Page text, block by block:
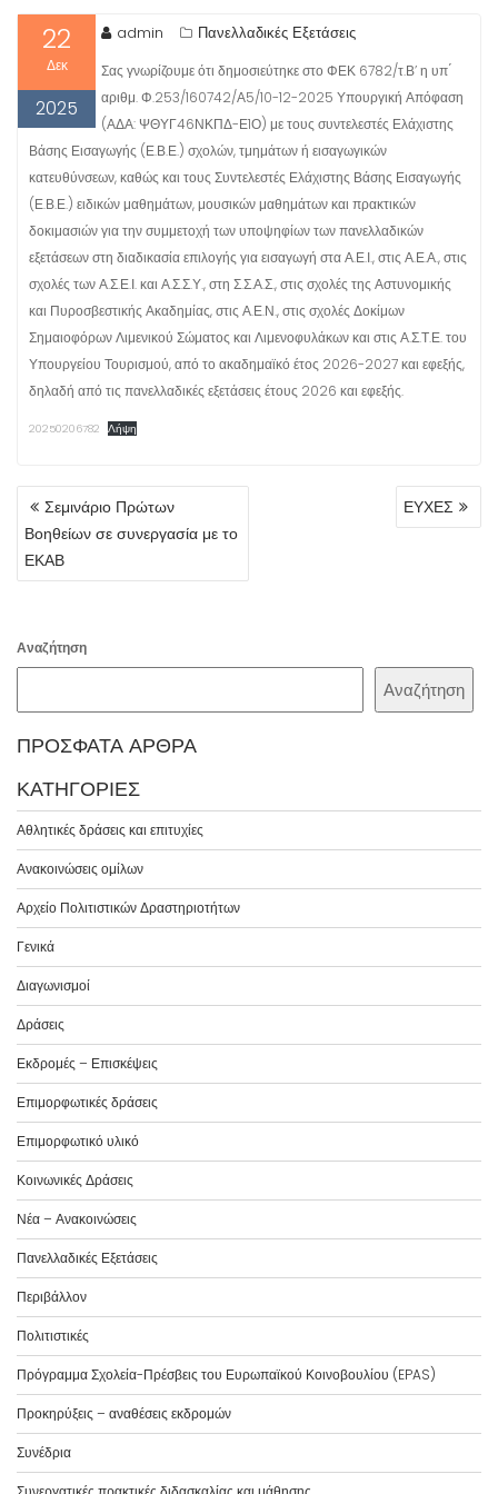
22
Δεκ
2025
admin Πανελλαδικές Εξετάσεις
Σας γνωρίζουμε ότι δημοσιεύτηκε στο ΦΕΚ 6782/τ.Β’ η υπ ́
αριθμ. Φ.253/160742/Α5/10-12-2025 Υπουργική Απόφαση
(ΑΔΑ: ΨΘΥΓ46ΝΚΠΔ-Ε1Ο) με τους συντελεστές Ελάχιστης
Βάσης Εισαγωγής (Ε.Β.Ε.) σχολών, τμημάτων ή εισαγωγικών
κατευθύνσεων, καθώς και τους Συντελεστές Ελάχιστης Βάσης Εισαγωγής
(Ε.Β.Ε.) ειδικών μαθημάτων, μουσικών μαθημάτων και πρακτικών
δοκιμασιών για την συμμετοχή των υποψηφίων των πανελλαδικών
εξετάσεων στη διαδικασία επιλογής για εισαγωγή στα Α.Ε.Ι., στις Α.Ε.Α., στις
σχολές των Α.Σ.Ε.Ι. και Α.Σ.Σ.Υ., στη Σ.Σ.Α.Σ., στις σχολές της Αστυνομικής
και Πυροσβεστικής Ακαδημίας, στις Α.Ε.Ν., στις σχολές Δοκίμων
Σημαιοφόρων Λιμενικού Σώματος και Λιμενοφυλάκων και στις Α.Σ.Τ.Ε. του
Υπουργείου Τουρισμού, από το ακαδημαϊκό έτος 2026-2027 και εφεξής,
δηλαδή από τις πανελλαδικές εξετάσεις έτους 2026 και εφεξής.
20250206782 Λήψη
ΠΛΟΉΓΗΣΗ
ΆΡΘΡΩΝ
Σεμινάριο Πρώτων
Βοηθείων σε συνεργασία με το
ΕΚΑΒ
ΕΥΧΕΣ
Αναζήτηση
Αναζήτηση
ΠΡΌΣΦΑΤΑ ΆΡΘΡΑ
ΚΑΤΗΓΟΡΊΕΣ
Αθλητικές δράσεις και επιτυχίες
Ανακοινώσεις ομίλων
Αρχείο Πολιτιστικών Δραστηριοτήτων
Γενικά
Διαγωνισμοί
Δράσεις
Εκδρομές – Επισκέψεις
Επιμορφωτικές δράσεις
Επιμορφωτικό υλικό
Κοινωνικές Δράσεις
Νέα – Ανακοινώσεις
Πανελλαδικές Εξετάσεις
Περιβάλλον
Πολιτιστικές
Πρόγραμμα Σχολεία-Πρέσβεις του Ευρωπαϊκού Κοινοβουλίου (EPAS)
Προκηρύξεις – αναθέσεις εκδρομών
Συνέδρια